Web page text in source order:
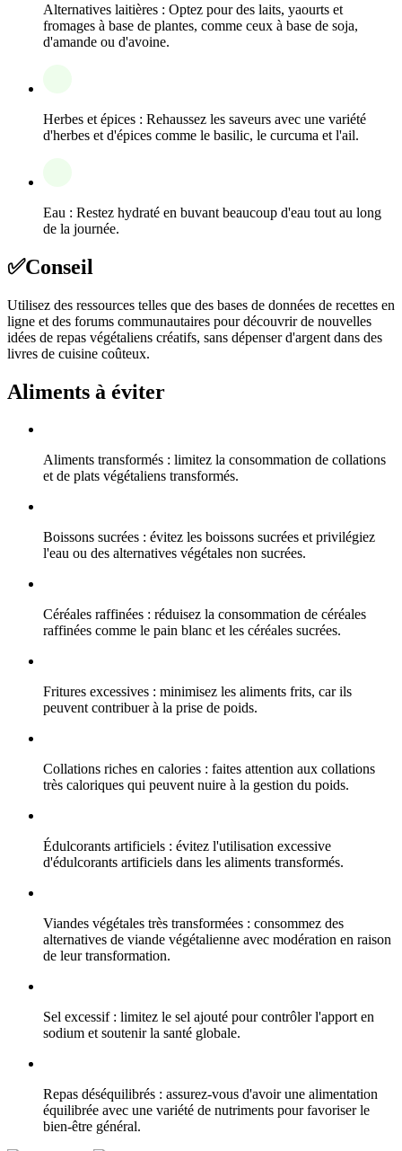
Alternatives laitières : Optez pour des laits, yaourts et
fromages à base de plantes, comme ceux à base de soja,
d'amande ou d'avoine.
Herbes et épices : Rehaussez les saveurs avec une variété
d'herbes et d'épices comme le basilic, le curcuma et l'ail.
Eau : Restez hydraté en buvant beaucoup d'eau tout au long
de la journée.
✅Conseil
Utilisez des ressources telles que des bases de données de recettes en
ligne et des forums communautaires pour découvrir de nouvelles
idées de repas végétaliens créatifs, sans dépenser d'argent dans des
livres de cuisine coûteux.
Aliments à éviter
Aliments transformés : limitez la consommation de collations
et de plats végétaliens transformés.
Boissons sucrées : évitez les boissons sucrées et privilégiez
l'eau ou des alternatives végétales non sucrées.
Céréales raffinées : réduisez la consommation de céréales
raffinées comme le pain blanc et les céréales sucrées.
Fritures excessives : minimisez les aliments frits, car ils
peuvent contribuer à la prise de poids.
Collations riches en calories : faites attention aux collations
très caloriques qui peuvent nuire à la gestion du poids.
Édulcorants artificiels : évitez l'utilisation excessive
d'édulcorants artificiels dans les aliments transformés.
Viandes végétales très transformées : consommez des
alternatives de viande végétalienne avec modération en raison
de leur transformation.
Sel excessif : limitez le sel ajouté pour contrôler l'apport en
sodium et soutenir la santé globale.
Repas déséquilibrés : assurez-vous d'avoir une alimentation
équilibrée avec une variété de nutriments pour favoriser le
bien-être général.